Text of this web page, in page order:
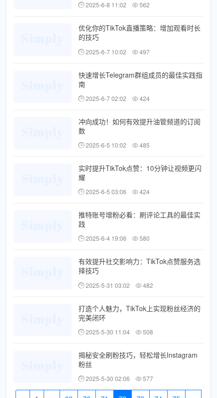
2025-6-8 11:02 562
优化你的TikTok直播策略：增加观看时长
的技巧
2025-6-7 10:02 497
快速增长Telegram群组成员的最佳实践指
南
2025-6-7 02:02 424
冲向成功！如何有效提升油管频道的订阅
数
2025-6-5 10:02 485
实时提升TikTok点赞：10分钟让视频更闪
耀
2025-6-5 03:06 424
推特账号增粉必看：刷评论工具的最佳实
践
2025-6-4 19:06 580
有效提升社交影响力：TikTok点赞服务选
择技巧
2025-5-31 03:02 482
打造个人魅力，TikTok上实现粉丝经济的
完美闭环
2025-5-30 11:04 508
揭秘安全刷粉技巧，轻松增长Instagram
粉丝
2025-5-30 02:06 577